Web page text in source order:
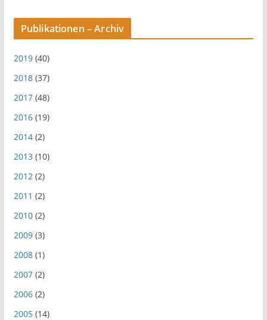
Publikationen – Archiv
2019(40)
2018(37)
2017(48)
2016(19)
2014(2)
2013(10)
2012(2)
2011 (2)
2010(2)
2009(3)
2008(1)
2007(2)
2006(2)
2005(14)